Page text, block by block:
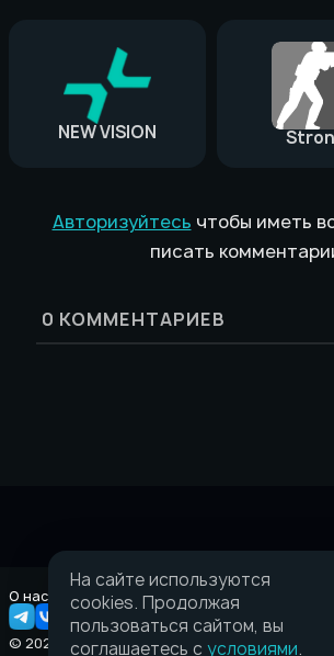
NEW VISION
Авторизуйтесь чтобы иметь
писать
0 КОММЕНТАРИЕВ
О нас Правовая информация
© 2026 Taverna.gg
На сайте используются
cookies. Продолжая
пользоваться сайтом, вы
соглашаетесь с условиями.